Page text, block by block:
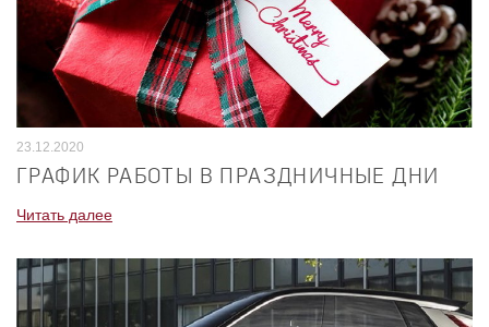
23.12.2020
ГРАФИК РАБОТЫ В ПРАЗДНИЧНЫЕ ДНИ
Читать далее